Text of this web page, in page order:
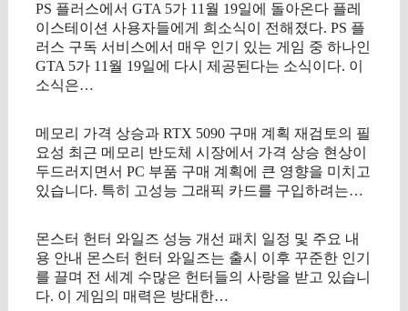
PS 플러스에서 GTA 5가 11월 19일에 돌아온다 플레
이스테이션 사용자들에게 희소식이 전해졌다. PS 플
러스 구독 서비스에서 매우 인기 있는 게임 중 하나인
GTA 5가 11월 19일에 다시 제공된다는 소식이다. 이
소식은…
메모리 가격 상승과 RTX 5090 구매 계획 재검토의 필
요성 최근 메모리 반도체 시장에서 가격 상승 현상이
두드러지면서 PC 부품 구매 계획에 큰 영향을 미치고
있습니다. 특히 고성능 그래픽 카드를 구입하려는…
몬스터 헌터 와일즈 성능 개선 패치 일정 및 주요 내
용 안내 몬스터 헌터 와일즈는 출시 이후 꾸준한 인기
를 끌며 전 세계 수많은 헌터들의 사랑을 받고 있습니
다. 이 게임의 매력은 방대한…